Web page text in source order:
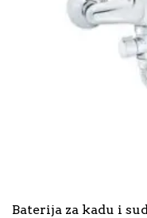
Baterija za kadu i